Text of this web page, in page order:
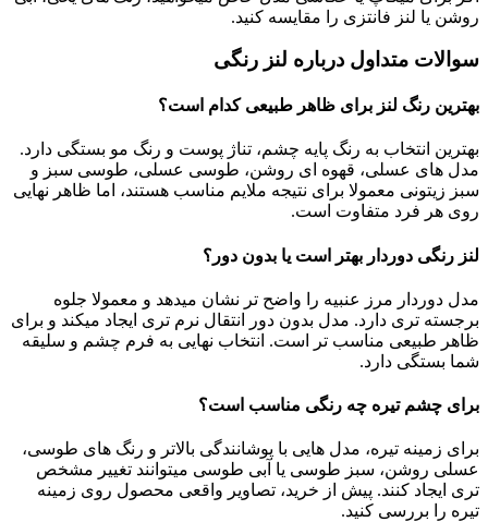
روشن یا لنز فانتزی را مقایسه کنید.
سوالات متداول درباره لنز رنگی
بهترین رنگ لنز برای ظاهر طبیعی کدام است؟
بهترین انتخاب به رنگ پایه چشم، تناژ پوست و رنگ مو بستگی دارد.
مدل های عسلی، قهوه ای روشن، طوسی عسلی، طوسی سبز و
سبز زیتونی معمولا برای نتیجه ملایم مناسب هستند، اما ظاهر نهایی
روی هر فرد متفاوت است.
لنز رنگی دوردار بهتر است یا بدون دور؟
مدل دوردار مرز عنبیه را واضح تر نشان میدهد و معمولا جلوه
برجسته تری دارد. مدل بدون دور انتقال نرم تری ایجاد میکند و برای
ظاهر طبیعی مناسب تر است. انتخاب نهایی به فرم چشم و سلیقه
شما بستگی دارد.
برای چشم تیره چه رنگی مناسب است؟
برای زمینه تیره، مدل هایی با پوشانندگی بالاتر و رنگ های طوسی،
عسلی روشن، سبز طوسی یا آبی طوسی میتوانند تغییر مشخص
تری ایجاد کنند. پیش از خرید، تصاویر واقعی محصول روی زمینه
تیره را بررسی کنید.